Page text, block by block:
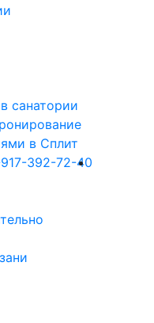
санатории
в Сплит
392-72-40